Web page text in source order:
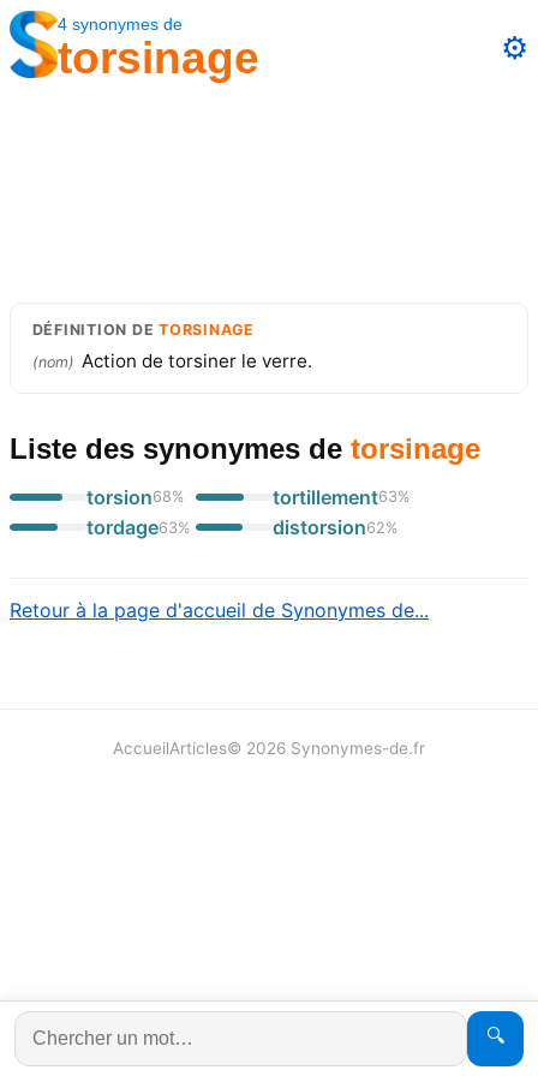
4synonymes de
torsinage ⚙️
DÉFINITION DETORSINAGE
(nom) Action de torsiner le verre.
Liste des synonymes de torsinage
torsion68%
tordage63%
tortillement63%
distorsion62%
Retour à la page d'accueil de Synonymes de...
🔍
AccueilArticles© 2026 Synonymes-de.fr